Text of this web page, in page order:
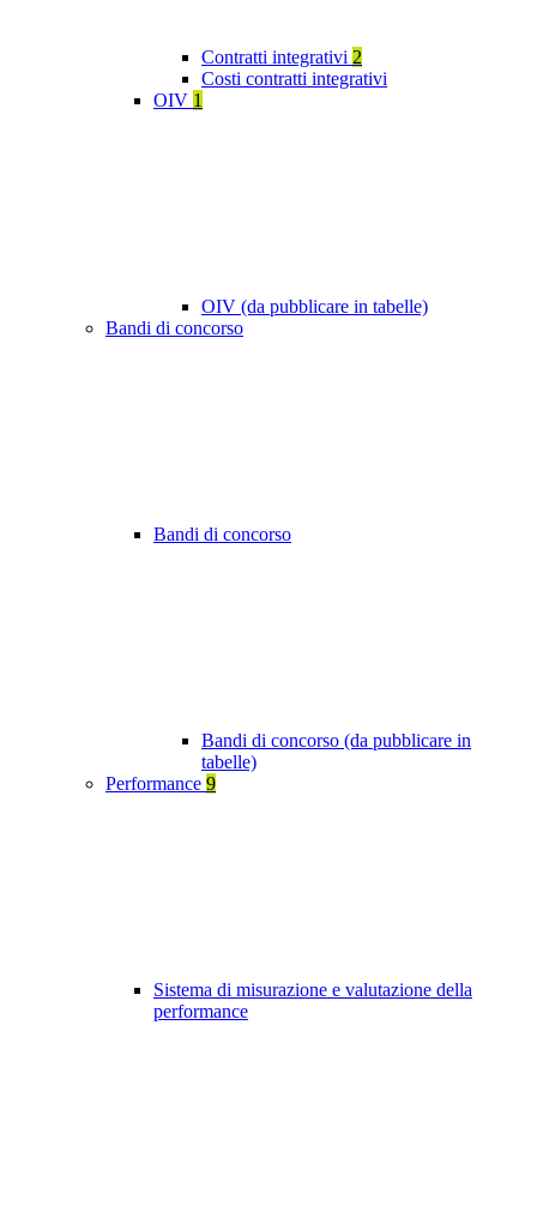
Contratti integrativi 2
Costi contratti integrativi
OIV 1
OIV (da pubblicare in tabelle)
Bandi di concorso
Bandi di concorso
Bandi di concorso (da pubblicare in
tabelle)
Performance 9
Sistema di misurazione e valutazione della
performance